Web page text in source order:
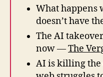
What happens
doesn’t have
The AI
now —The
AI is killing the